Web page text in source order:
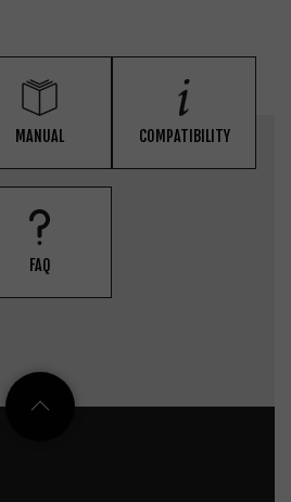
MANUAL COMPATIBILITY
FAQ